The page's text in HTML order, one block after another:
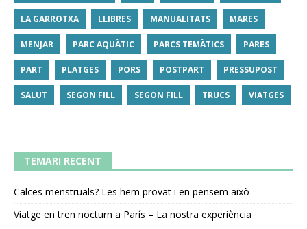
LA GARROTXA LLIBRES MANUALITATS MARES
MENJAR PARC AQUÀTIC PARCS TEMÀTICS PARES
PART PLATGES PORS POSTPART PRESSUPOST
SALUT SEGON FILL SEGON FILL TRUCS VIATGES
TEMARI RECENT
Calces menstruals? Les hem provat i en pensem això
Viatge en tren nocturn a París – La nostra experiència